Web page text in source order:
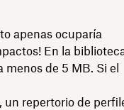
apenas ocuparía
En la
menos de 5 MB. Si el
un repertorio de